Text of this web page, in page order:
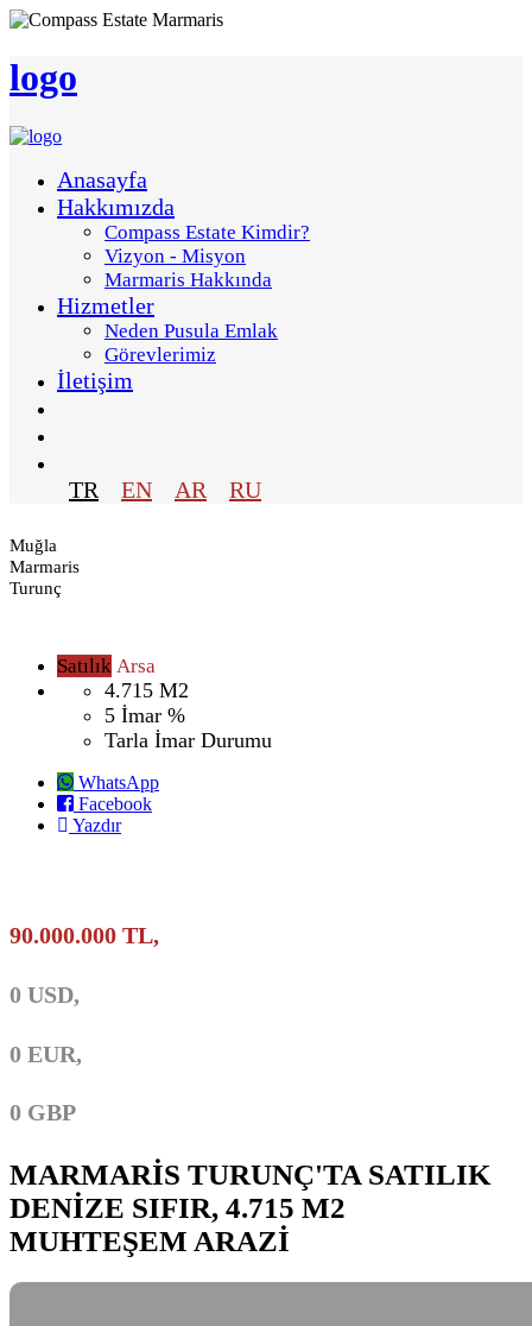
logo
Anasayfa
Hakkımızda
Compass Estate Kimdir?
Vizyon - Misyon
Marmaris Hakkında
Hizmetler
Neden Pusula Emlak
Görevlerimiz
İletişim
TR EN AR RU
Muğla
Marmaris
Turunç
Satılık Arsa
4.715 M2
5 İmar %
Tarla İmar Durumu
WhatsApp
Facebook
Yazdır
90.000.000 TL,
0 USD,
0 EUR,
0 GBP
MARMARİS TURUNÇ'TA SATILIK
DENİZE SIFIR, 4.715 M2
MUHTEŞEM ARAZİ